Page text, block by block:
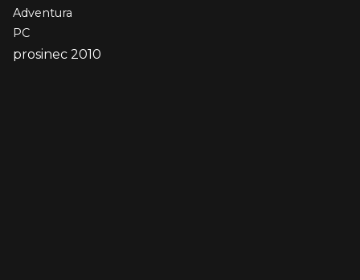
Adventura
PC
prosinec 2010